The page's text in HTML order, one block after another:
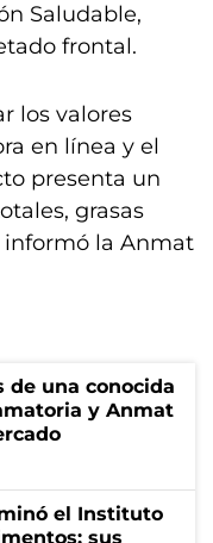
Saludable,
frontal.
los valores
en línea y el
presenta un
grasas
informó la Anmat
de una conocida
y Anmat
el Instituto
sus